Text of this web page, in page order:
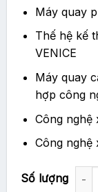
Máy quay
Thế hệ kế
VENICE
Máy quay
hợp công
Công nghệ
Công nghệ
Máy quay Sony